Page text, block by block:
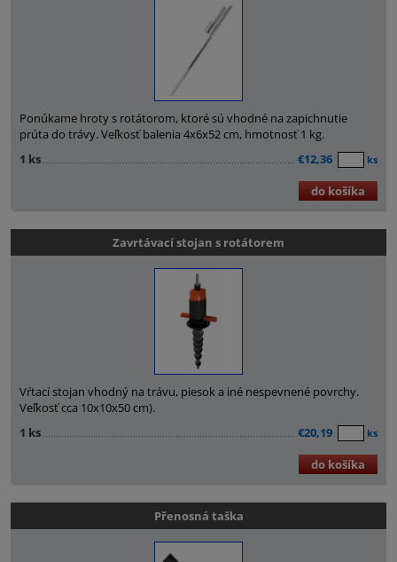
Ponúkame hroty s rotátorom, ktoré sú vhodné na zapichnutie
prúta do trávy. Veľkosť balenia 4x6x52 cm, hmotnosť 1 kg.
1 ks
€12,36 ks
do košíka
Zavrtávací stojan s rotátorem
Vŕtací stojan vhodný na trávu, piesok a iné nespevnené povrchy.
Veľkosť cca 10x10x50 cm).
1 ks
€20,19 ks
do košíka
Přenosná taška